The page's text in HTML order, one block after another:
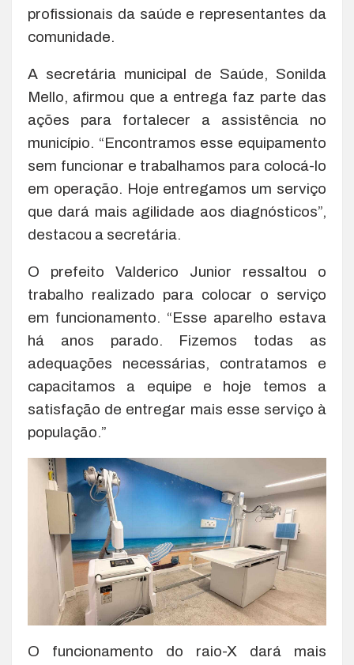
profissionais da saúde e representantes da
comunidade.
A secretária municipal de Saúde, Sonilda
Mello, afirmou que a entrega faz parte das
ações para fortalecer a assistência no
município. “Encontramos esse equipamento
sem funcionar e trabalhamos para colocá-lo
em operação. Hoje entregamos um serviço
que dará mais agilidade aos diagnósticos”,
destacou a secretária.
O prefeito Valderico Junior ressaltou o
trabalho realizado para colocar o serviço
em funcionamento. “Esse aparelho estava
há anos parado. Fizemos todas as
adequações necessárias, contratamos e
capacitamos a equipe e hoje temos a
satisfação de entregar mais esse serviço à
população.”
O funcionamento do raio-X dará mais